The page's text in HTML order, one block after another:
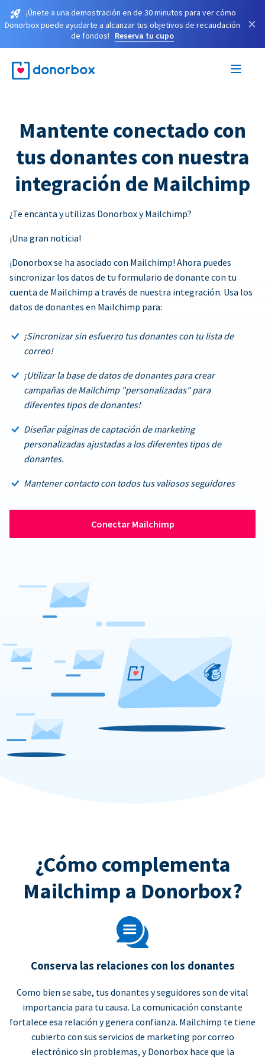
¡Únete a una demostración en de 30 minutos para ver cómo
Donorbox puede ayudarte a alcanzar tus objetivos de recaudación
de fondos!
Reserva tu cupo
×
Mantente conectado con
tus donantes con nuestra
integración de Mailchimp
¿Te encanta y utilizas Donorbox y Mailchimp?
¡Una gran noticia!
¡Donorbox se ha asociado con Mailchimp! Ahora puedes
sincronizar los datos de tu formulario de donante con tu
cuenta de Mailchimp a través de nuestra integración. Usa los
datos de donantes en Mailchimp para:
¡Sincronizar sin esfuerzo tus donantes con tu lista de
correo!
¡Utilizar la base de datos de donantes para crear
campañas de Mailchimp "personalizadas" para
diferentes tipos de donantes!
Diseñar páginas de captación de marketing
personalizadas ajustadas a los diferentes tipos de
donantes.
Mantener contacto con todos tus valiosos seguidores
Conectar Mailchimp
¿Cómo complementa
Mailchimp a Donorbox?
Conserva las relaciones con los donantes
Como bien se sabe, tus donantes y seguidores son de vital
importancia para tu causa. La comunicación constante
fortalece esa relación y genera confianza. Mailchimp te tiene
cubierto con sus servicios de marketing por correo
electrónico sin problemas, y Donorbox hace que la